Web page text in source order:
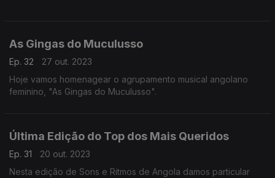
As Gingas do Muculusso
Ep. 32
27 out. 2023
Hoje vamos homenagear o agrupamento musical angolano
feminino, "As Gingas do Muculusso".
Última Edição do Top dos Mais Queridos
Ep. 31
20 out. 2023
Nesta edição de Sons e Ritmos de Angola damos particular